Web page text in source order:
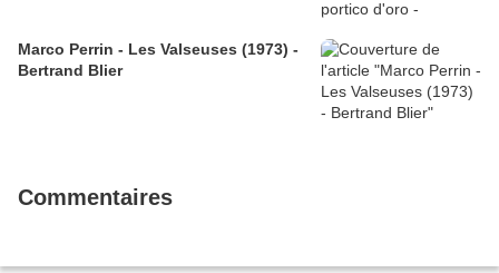
Marco Perrin - Les Valseuses (1973) -
Bertrand Blier
Commentaires